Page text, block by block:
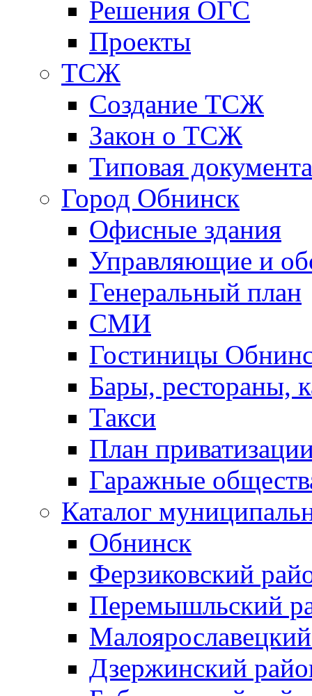
Решения ОГС
Проекты
ТСЖ
Создание ТСЖ
Закон о ТСЖ
Типовая
Город Обнинск
Офисные здания
Управляющие и
Генеральный план
СМИ
Гостиницы
Бары, рестораны,
Такси
План
Гаражные
Каталог
Обнинск
Ферзиковский
Перемышльский
Дзержинский